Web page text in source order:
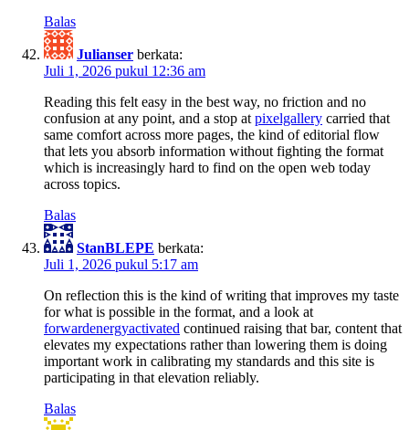
Balas
Julianser berkata:
Juli 1, 2026 pukul 12:36 am
Reading this felt easy in the best way, no friction and no
confusion at any point, and a stop at pixelgallery carried that
same comfort across more pages, the kind of editorial flow
that lets you absorb information without fighting the format
which is increasingly hard to find on the open web today
across topics.
Balas
StanBLEPE berkata:
Juli 1, 2026 pukul 5:17 am
On reflection this is the kind of writing that improves my taste
for what is possible in the format, and a look at
forwardenergyactivated continued raising that bar, content that
elevates my expectations rather than lowering them is doing
important work in calibrating my standards and this site is
participating in that elevation reliably.
Balas